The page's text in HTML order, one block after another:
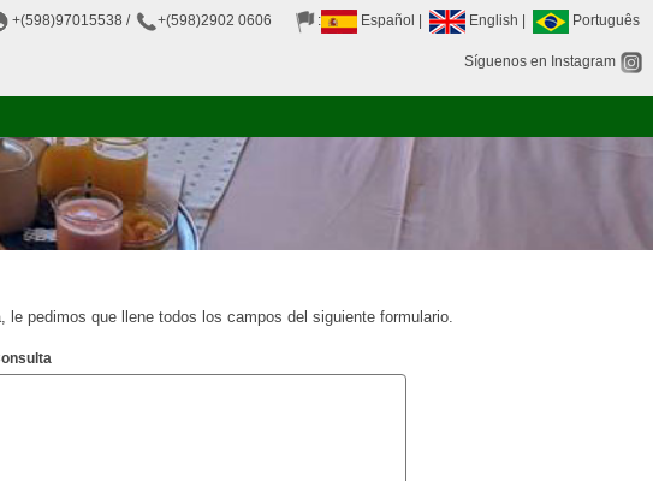
+(598)97015538 / +(598)2902 0606 : Español English Português
Síguenos en Instagram
pedimos que llene todos los campos del siguiente formulario.